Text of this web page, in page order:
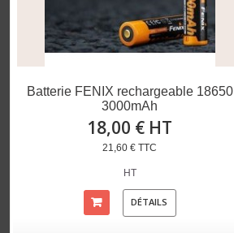
Batterie FENIX rechargeable 18650
3000mAh
18,00 € HT
21,60 € TTC
HT
DÉTAILS